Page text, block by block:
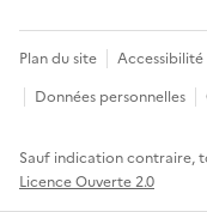
Plan du site
Données personnelles
Sauf indication contraire,
Licence Ouverte 2.0